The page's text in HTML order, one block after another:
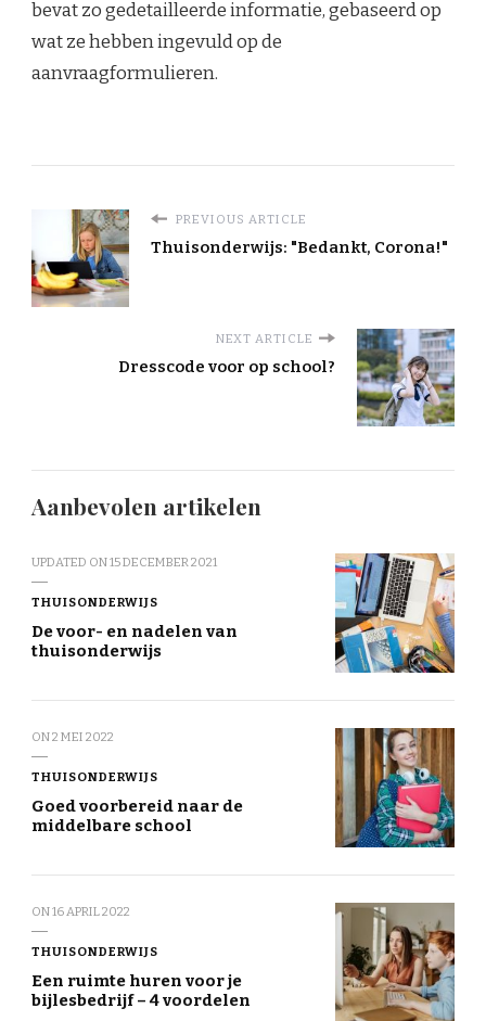
bevat zo gedetailleerde informatie, gebaseerd op
wat ze hebben ingevuld op de
aanvraagformulieren.
PREVIOUS ARTICLE
Thuisonderwijs: "Bedankt, Corona!"
NEXT ARTICLE
Dresscode voor op school?
Aanbevolen artikelen
UPDATED ON15 DECEMBER 2021
THUISONDERWIJS
De voor- en nadelen van
thuisonderwijs
ON2 MEI 2022
THUISONDERWIJS
Goed voorbereid naar de
middelbare school
ON16 APRIL 2022
THUISONDERWIJS
Een ruimte huren voor je
bijlesbedrijf – 4 voordelen